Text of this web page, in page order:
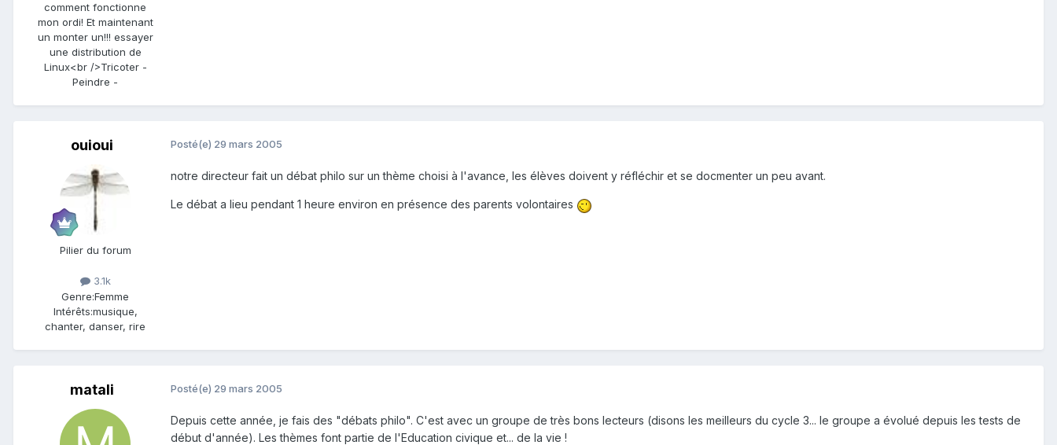
comment fonctionne
mon ordi! Et maintenant
un monter un!!! essayer
une distribution de
Linux<br />Tricoter -
Peindre -
ouioui
Pilier du forum
3.1k
Genre:Femme
Intérêts:musique,
chanter, danser, rire
Posté(e) 29 mars 2005
notre directeur fait un débat philo sur un thème choisi à l'avance, les élèves doivent y réfléchir et se docmenter un peu avant.
Le débat a lieu pendant 1 heure environ en présence des parents volontaires
matali Posté(e) 29 mars 2005
Depuis cette année, je fais des "débats philo". C'est avec un groupe de très bons lecteurs (disons les meilleurs du cycle 3... le groupe a évolué depuis les tests de
début d'année). Les thèmes font partie de l'Education civique et... de la vie !